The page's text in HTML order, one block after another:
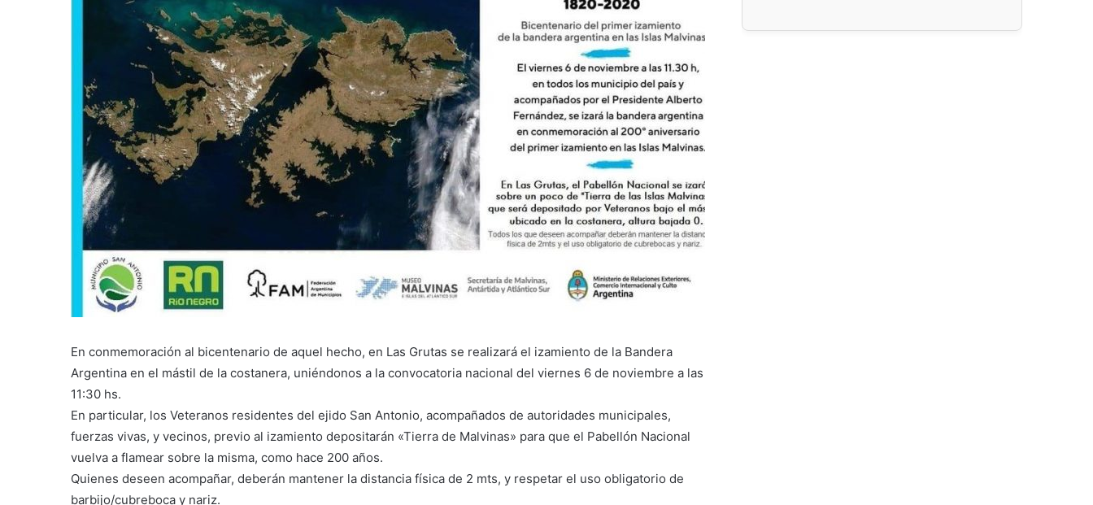
En conmemoración al bicentenario de aquel hecho, en Las Grutas se realizará el izamiento de la Bandera
Argentina en el mástil de la costanera, uniéndonos a la convocatoria nacional del viernes 6 de noviembre a las
11:30 hs.
En particular, los Veteranos residentes del ejido San Antonio, acompañados de autoridades municipales,
fuerzas vivas, y vecinos, previo al izamiento depositarán «Tierra de Malvinas» para que el Pabellón Nacional
vuelva a flamear sobre la misma, como hace 200 años.
Quienes deseen acompañar, deberán mantener la distancia física de 2 mts, y respetar el uso obligatorio de
barbijo/cubreboca y nariz.